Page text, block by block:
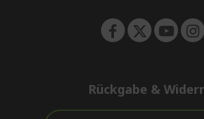
Rückgabe &